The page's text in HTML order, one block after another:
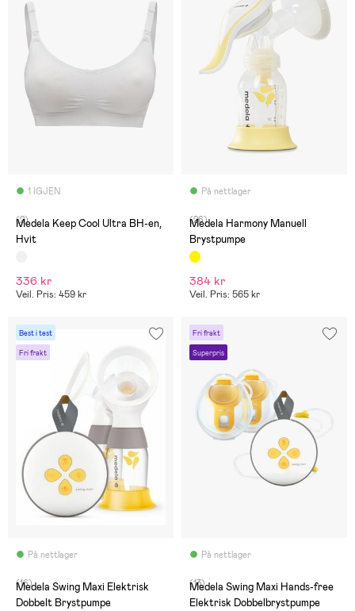
1 IGJEN
(2)
Medela Keep Cool Ultra BH-en,
Hvit
336 kr
Veil. Pris: 459 kr
På nettlager
(26)
Medela Harmony Manuell
Brystpumpe
384 kr
Veil. Pris: 565 kr
Best i test
Fri frakt
På nettlager
(16)
Medela Swing Maxi Elektrisk
Dobbelt Brystpumpe
Fri frakt
Superpris
På nettlager
(13)
Medela Swing Maxi Hands-free
Elektrisk Dobbelbrystpumpe